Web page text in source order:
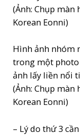
Hình ảnh nhóm
trong một
ảnh lấy liền nổi
(Ảnh: Chụp
Korean Eonni)
– Lý do thứ 3